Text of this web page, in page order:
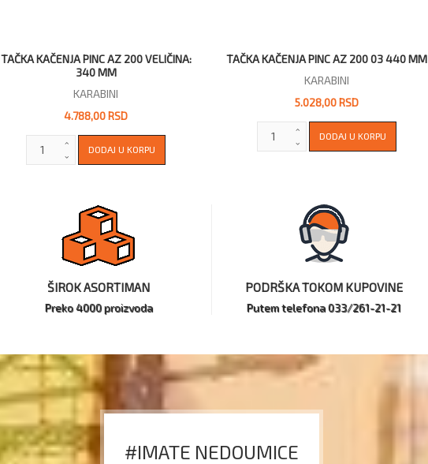
TAČKA KAČENJA PINC AZ 200 VELIČINA:
340 MM
KARABINI
4.788,00 RSD
TAČKA KAČENJA PINC AZ 200 03 440 MM
KARABINI
5.028,00 RSD
ŠIROK ASORTIMAN
Preko 4000 proizvoda
PODRŠKA TOKOM KUPOVINE
Putem telefona 033/261-21-21
#IMATE NEDOUMICE